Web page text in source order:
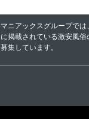
ニアックスグループでは
掲載されている激安風俗
集しています。